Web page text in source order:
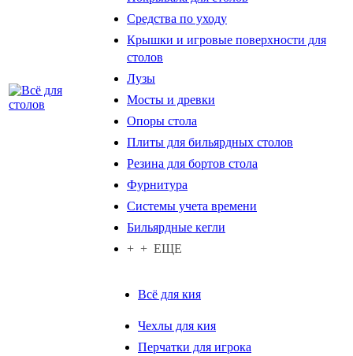
Средства по уходу
Крышки и игровые поверхности для
столов
Лузы
Мосты и древки
Опоры стола
Плиты для бильярдных столов
Резина для бортов стола
Фурнитура
Системы учета времени
Бильярдные кегли
+ + ЕЩЕ
Всё для кия
Чехлы для кия
Перчатки для игрока